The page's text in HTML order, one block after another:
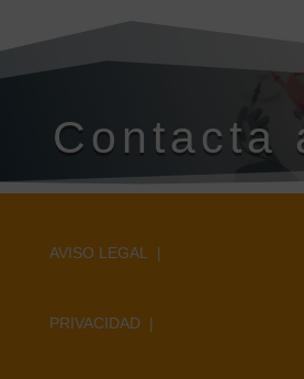
Contacta
AVISO LEGAL |
PRIVACIDAD |